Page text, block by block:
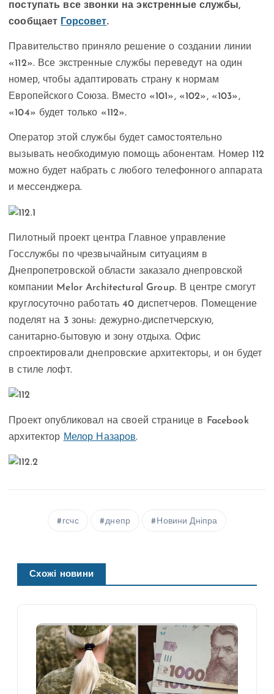
поступать все звонки на экстренные службы,
сообщает
Горсовет.
Правительство приняло решение о создании линии
«112». Все экстренные службы переведут на один
номер, чтобы адаптировать страну к нормам
Европейского Союза. Вместо «101», «102», «103»,
«104» будет только «112».
Оператор этой службы будет самостоятельно
вызывать необходимую помощь абонентам. Номер 112
можно будет набрать с любого телефонного аппарата
и мессенджера.
Пилотный проект центра Главное управление
Госслужбы по чрезвычайным ситуациям в
Днепропетровской области заказало днепровской
компании Melor Architectural Group. В центре смогут
круглосуточно работать 40 диспетчеров. Помещение
поделят на 3 зоны: дежурно-диспетчерскую,
санитарно-бытовую и зону отдыха. Офис
спроектировали днепровские архитекторы, и он будет
в стиле лофт.
Проект опубликовал на своей странице в Facebook
архитектор Мелор Назаров.
гсчс днепр Новини Дніпра
Схожі новини